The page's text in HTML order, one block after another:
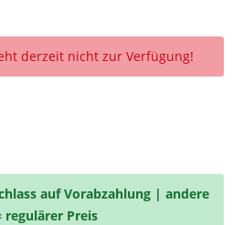
derzeit nicht zur Verfügung!
auf Vorabzahlung | andere
regulärer Preis